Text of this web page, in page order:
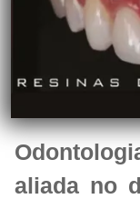
aliada no